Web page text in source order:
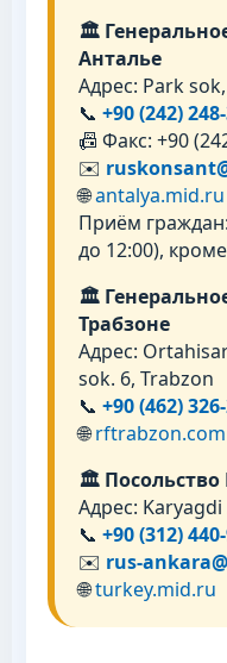
🏛
Анталье
Адрес: Park
📞 +90 (242)
📠 Факс: +90
✉️
🌐antalya.mid.ru
Приём
до 12:00),
🏛
Трабзоне
Адрес:
sok. 6, Trabzon
📞 +90 (462)
🌐rftrabzon.com
🏛 Посольство
Адрес:
📞 +90 (312)
✉️ rus-
🌐turkey.mid.ru